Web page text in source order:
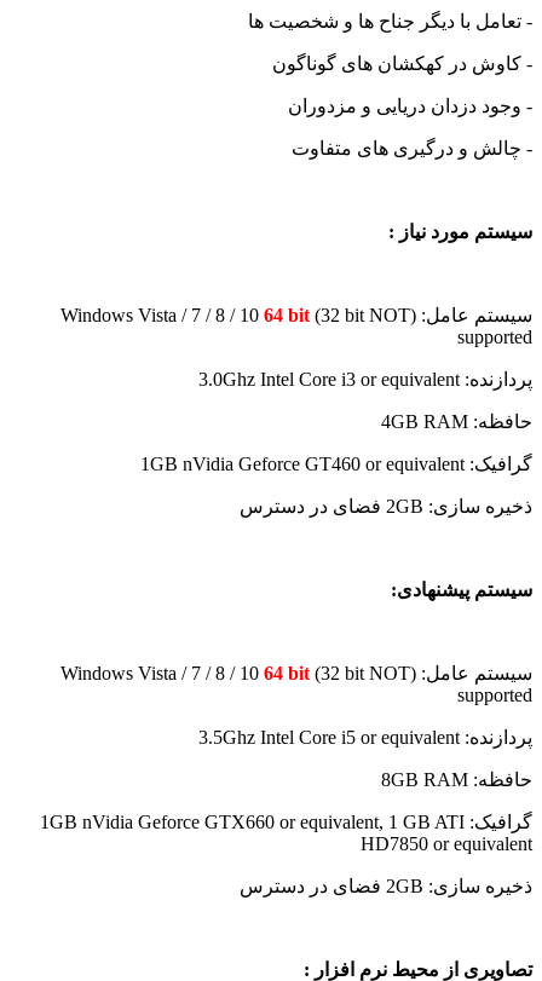
- تعامل با دیگر جناح ها و شخصیت ها
- کاوش در کهکشان های گوناگون
- وجود دزدان دریایی و مزدوران
- چالش و درگیری های متفاوت
سیستم مورد نیاز :
سیستم عامل: (Windows Vista / 7 / 8 / 10 64 bit (32 bit NOT
supported
پردازنده: 3.0Ghz Intel Core i3 or equivalent
حافظه: 4GB RAM
گرافیک: 1GB nVidia Geforce GT460 or equivalent
ذخیره سازی: 2GB فضای در دسترس
سیستم پیشنهادی:
سیستم عامل: (Windows Vista / 7 / 8 / 10 64 bit (32 bit NOT
supported
پردازنده: 3.5Ghz Intel Core i5 or equivalent
حافظه: 8GB RAM
گرافیک: 1GB nVidia Geforce GTX660 or equivalent, 1 GB ATI
HD7850 or equivalent
ذخیره سازی: 2GB فضای در دسترس
تصاویری از محیط نرم افزار :